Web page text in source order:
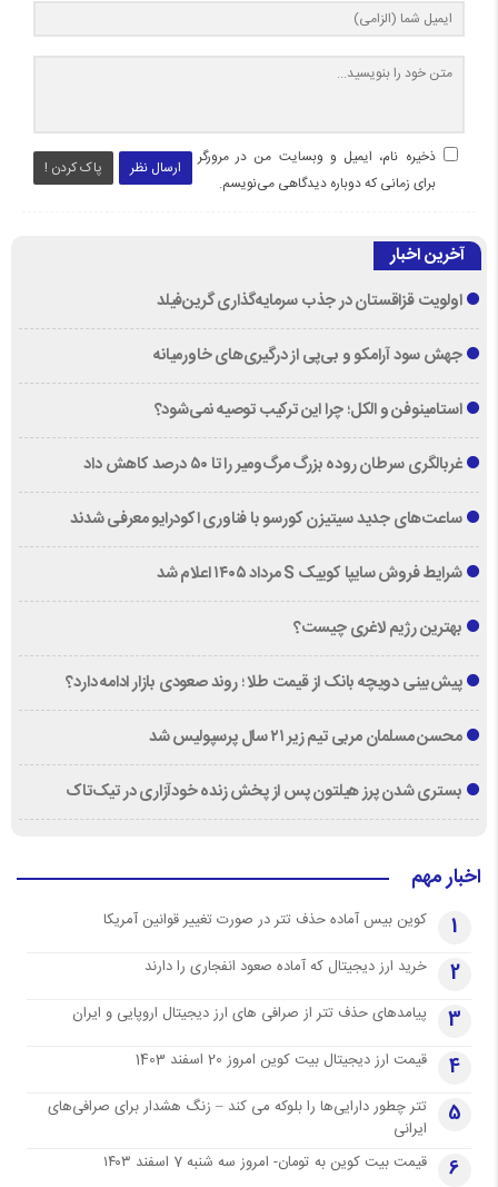
ارسال نظر پاک کردن !
ذخیره نام، ایمیل و وبسایت من در مرورگر
برای زمانی که دوباره دیدگاهی می‌نویسم.
آخرین اخبار
اولویت قزاقستان در جذب سرمایه‌گذاری گرین‌فیلد
جهش سود آرامکو و بی‌پی از درگیری‌های خاورمیانه
استامینوفن و الکل؛ چرا این ترکیب توصیه نمی‌شود؟
غربالگری سرطان روده بزرگ مرگ‌ومیر را تا ۵۰ درصد کاهش داد
ساعت‌های جدید سیتیزن کورسو با فناوری اکودرایو معرفی شدند
شرایط فروش سایپا کوییک S مرداد ۱۴۰۵ اعلام شد
بهترین رژیم لاغری چیست؟
پیش‌بینی دویچه‌ بانک از قیمت طلا ؛ روند صعودی بازار ادامه دارد؟
محسن مسلمان مربی تیم زیر ۲۱ سال پرسپولیس شد
بستری شدن پرز هیلتون پس از پخش زنده خودآزاری در تیک‌تاک
اخبار مهم
1 کوین بیس آماده حذف تتر در صورت تغییر قوانین آمریکا
2 خرید ارز دیجیتال که آماده صعود انفجاری را دارند
3 پیامدهای حذف تتر از صرافی های ارز دیجیتال اروپایی و ایران
4 قیمت ارز دیجیتال بیت کوین امروز 20 اسفند 1403
5
تتر چطور دارایی‌ها را بلوکه می کند – زنگ هشدار برای صرافی‌های
ایرانی
6 قیمت بیت کوین به تومان- امروز سه شنبه 7 اسفند ۱۴۰۳